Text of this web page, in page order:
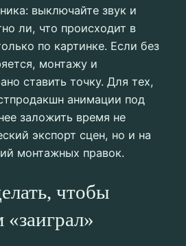
выключайте звук и
ли, что происходит в
по картинке. Если без
монтажу и
ставить точку. Для тех,
анимации под
заложить время не
экспорт сцен, но и на
монтажных правок.
чтобы